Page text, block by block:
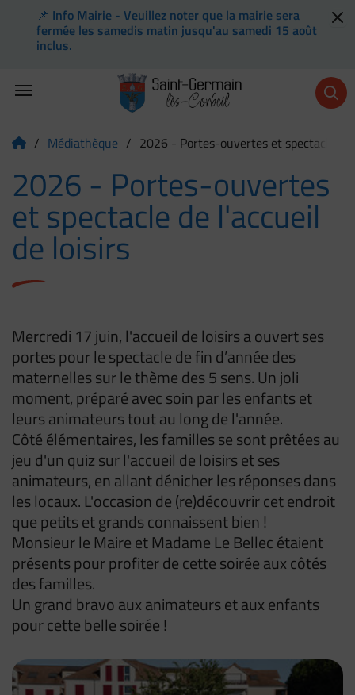
Flash info
📌 Info Mairie - Veuillez noter que la mairie sera
fermée les samedis matin jusqu'au samedi 15 août
inclus.
Retour à l'accueil
Page d'accueil du site
/ Médiathèque / 2026 - Portes-ouvertes et spectacle
2026 - Portes-ouvertes
et spectacle de l'accueil
de loisirs
Mercredi 17 juin, l'accueil de loisirs a ouvert ses
portes pour le spectacle de fin d’année des
maternelles sur le thème des 5 sens. Un joli
moment, préparé avec soin par les enfants et
leurs animateurs tout au long de l'année.
Côté élémentaires, les familles se sont prêtées au
jeu d'un quiz sur l'accueil de loisirs et ses
animateurs, en allant dénicher les réponses dans
les locaux. L'occasion de (re)découvrir cet endroit
que petits et grands connaissent bien !
Monsieur le Maire et Madame Le Bellec étaient
présents pour profiter de cette soirée aux côtés
des familles.
Un grand bravo aux animateurs et aux enfants
pour cette belle soirée !